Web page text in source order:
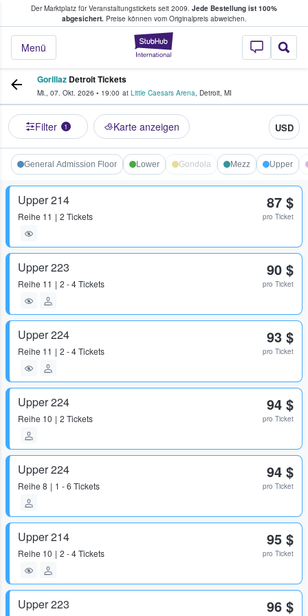
Der Marktplatz für Veranstaltungstickets seit 2009. Jede Bestellung ist 100%
abgesichert.Preise können vom Originalpreis abweichen.
StubHub - Wo
Menü
Tickets kaufen & verkaufen
Gorillaz Detroit Tickets
Mi., 07. Okt. 2026 • 19:00 at Little Caesars Arena, Detroit, MI
Filter 1 Karte anzeigen USD
General Admission Floor Lower Gondola Mezz Upper
Upper 214
Reihe 11 2 Tickets
87 $
pro Ticket
Upper 223
Reihe 11 2 - 4 Tickets
90 $
pro Ticket
Upper 224
Reihe 11 2 - 4 Tickets
93 $
pro Ticket
Upper 224
Reihe 10 2 Tickets
94 $
pro Ticket
Upper 224
Reihe 8 1 - 6 Tickets
94 $
pro Ticket
Upper 214
Reihe 10 2 - 4 Tickets
95 $
pro Ticket
Upper 223 96 $